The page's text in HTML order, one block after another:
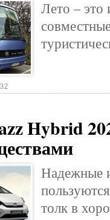
Лето – это
Hybrid
Надежные
толк в